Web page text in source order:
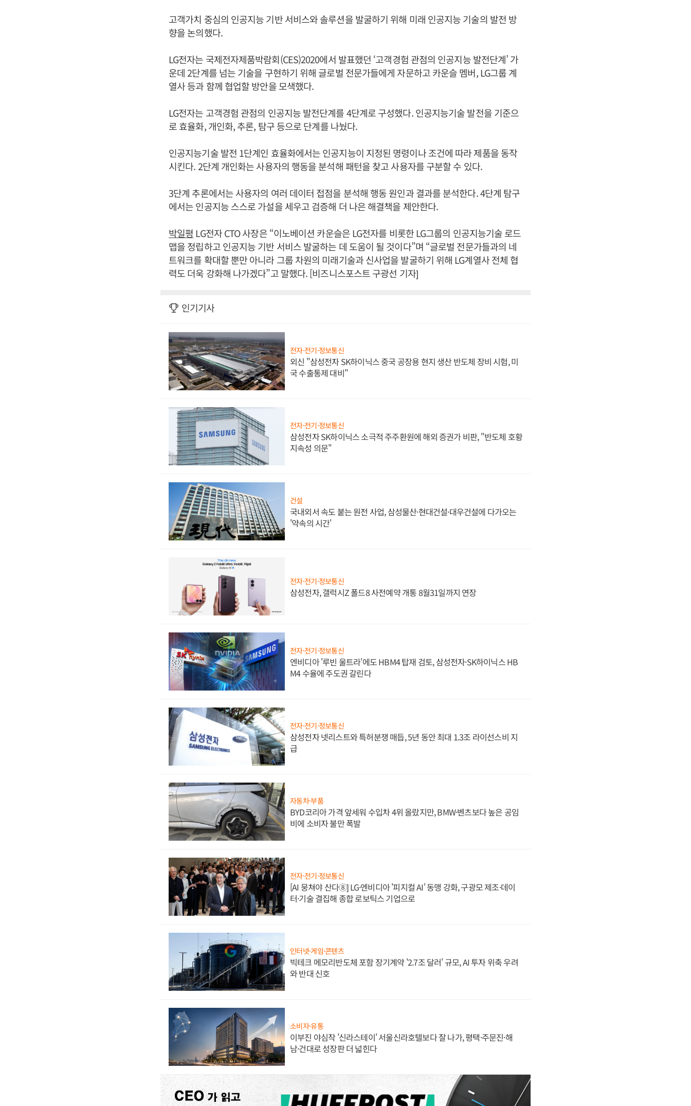
고객가치 중심의 인공지능 기반 서비스와 솔루션을 발굴하기 위해 미래 인공지능 기술의 발전 방
향을 논의했다.
LG전자는 국제전자제품박람회(CES)2020에서 발표했던 ‘고객경험 관점의 인공지능 발전단계’ 가
운데 2단계를 넘는 기술을 구현하기 위해 글로벌 전문가들에게 자문하고 카운슬 멤버, LG그룹 계
열사 등과 함께 협업할 방안을 모색했다.
LG전자는 고객경험 관점의 인공지능 발전단계를 4단계로 구성했다. 인공지능기술 발전을 기준으
로 효율화, 개인화, 추론, 탐구 등으로 단계를 나눴다.
인공지능기술 발전 1단계인 효율화에서는 인공지능이 지정된 명령이나 조건에 따라 제품을 동작
시킨다. 2단계 개인화는 사용자의 행동을 분석해 패턴을 찾고 사용자를 구분할 수 있다.
3단계 추론에서는 사용자의 여러 데이터 접점을 분석해 행동 원인과 결과를 분석한다. 4단계 탐구
에서는 인공지능 스스로 가설을 세우고 검증해 더 나은 해결책을 제안한다.
박일평 LG전자 CTO 사장은 “이노베이션 카운슬은 LG전자를 비롯한 LG그룹의 인공지능기술 로드
맵을 정립하고 인공지능 기반 서비스 발굴하는 데 도움이 될 것이다”며 “글로벌 전문가들과의 네
트워크를 확대할 뿐만 아니라 그룹 차원의 미래기술과 신사업을 발굴하기 위해 LG계열사 전체 협
력도 더욱 강화해 나가겠다”고 말했다. [비즈니스포스트 구광선 기자]
인기기사
전자·전기·정보통신
외신 "삼성전자 SK하이닉스 중국 공장용 현지 생산 반도체 장비 시험, 미
국 수출통제 대비"
전자·전기·정보통신
삼성전자 SK하이닉스 소극적 주주환원에 해외 증권가 비판, "반도체 호황
지속성 의문"
건설
국내외서 속도 붙는 원전 사업, 삼성물산·현대건설·대우건설에 다가오는
'약속의 시간'
전자·전기·정보통신
삼성전자, 갤럭시Z 폴드8 사전예약 개통 8월31일까지 연장
전자·전기·정보통신
엔비디아 '루빈 울트라'에도 HBM4 탑재 검토, 삼성전자·SK하이닉스 HB
M4 수율에 주도권 갈린다
전자·전기·정보통신
삼성전자 넷리스트와 특허분쟁 매듭, 5년 동안 최대 1.3조 라이선스비 지
급
자동차·부품
BYD코리아 가격 앞세워 수입차 4위 올랐지만, BMW·벤츠보다 높은 공임
비에 소비자 불만 폭발
전자·전기·정보통신
[AI 뭉쳐야 산다⑧] LG·엔비디아 '피지컬 AI' 동맹 강화, 구광모 제조·데이
터·기술 결집해 종합 로보틱스 기업으로
인터넷·게임·콘텐츠
빅테크 메모리반도체 포함 장기계약 '2.7조 달러' 규모, AI 투자 위축 우려
와 반대 신호
소비자·유통
이부진 야심작 '신라스테이' 서울신라호텔보다 잘 나가, 평택·주문진·해
남·건대로 성장판 더 넓힌다